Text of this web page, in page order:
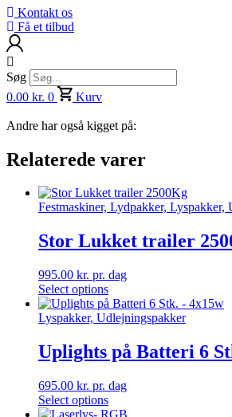
Kontakt os
Få et tilbud
Søg
0.00 kr. 0 Kurv
Andre har også kigget på:
Relaterede varer
Festmaskiner, Lydpakker, Lyspakker,
Stor Lukket trailer
995.00 kr. pr. dag
Select options
Lyspakker, Udlejningspakker
Uplights på Batteri 6
695.00 kr. pr. dag
Select options